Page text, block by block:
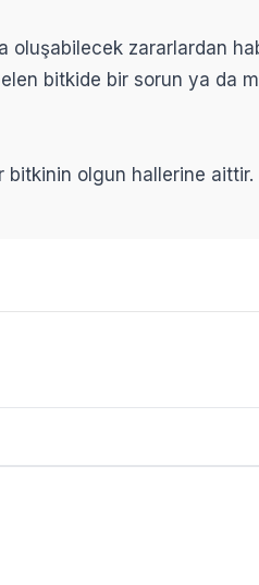
oluşabilecek zararlardan
bitkide bir sorun ya da
bitkinin olgun hallerine